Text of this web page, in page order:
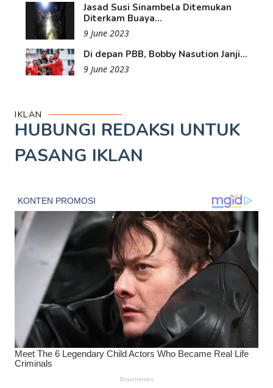
Jasad Susi Sinambela Ditemukan
Diterkam Buaya...
9 June 2023
Di depan PBB, Bobby Nasution Janji...
9 June 2023
IKLAN
HUBUNGI REDAKSI UNTUK
PASANG IKLAN